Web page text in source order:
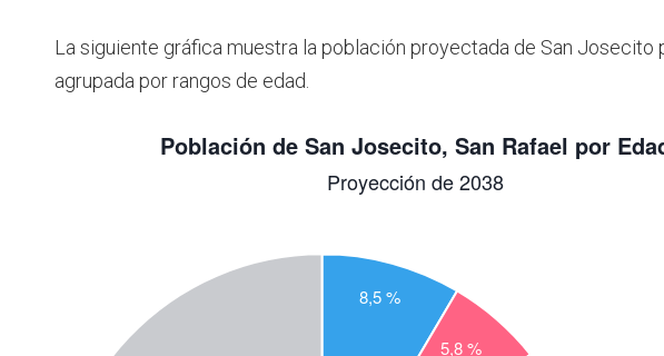
La siguiente gráfica muestra la población proyectada de San Josecito
agrupada por rangos de edad.